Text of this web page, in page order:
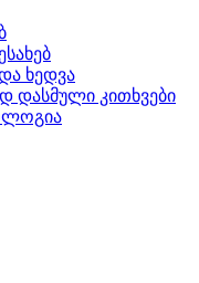
ხედვა
დასმული კითხვები